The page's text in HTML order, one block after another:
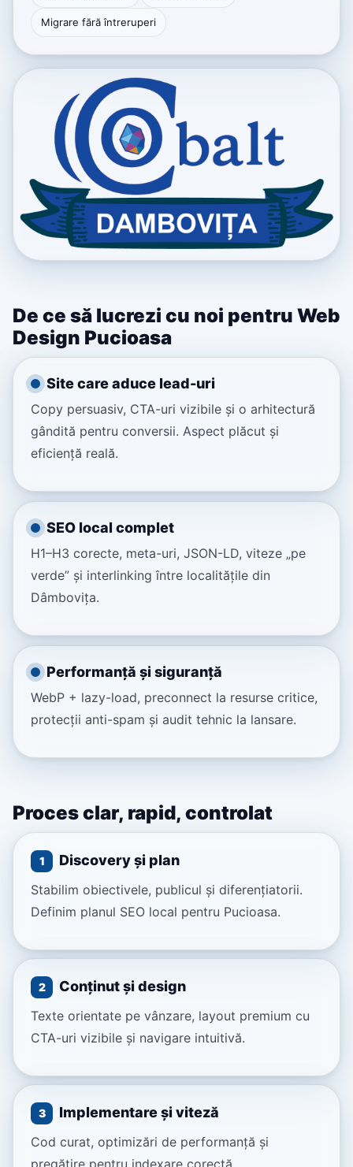
Migrare fără întreruperi
De ce să lucrezi cu noi pentru Web
Design Pucioasa
Site care aduce lead-uri
Copy persuasiv, CTA-uri vizibile și o arhitectură
gândită pentru conversii. Aspect plăcut și
eficiență reală.
SEO local complet
H1–H3 corecte, meta-uri, JSON-LD, viteze „pe
verde” și interlinking între localitățile din
Dâmbovița.
Performanță și siguranță
WebP + lazy-load, preconnect la resurse critice,
protecții anti-spam și audit tehnic la lansare.
Proces clar, rapid, controlat
1 Discovery și plan
Stabilim obiectivele, publicul și diferențiatorii.
Definim planul SEO local pentru Pucioasa.
2 Conținut și design
Texte orientate pe vânzare, layout premium cu
CTA-uri vizibile și navigare intuitivă.
3 Implementare și viteză
Cod curat, optimizări de performanță și